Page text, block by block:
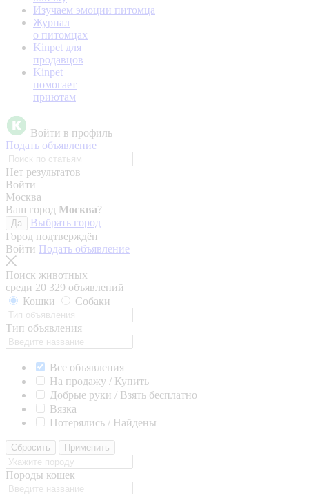
Изучаем эмоции питомца
Журнал
о питомцах
Kinpet для
продавцов
Kinpet
помогает
приютам
Войти в профиль
Подать объявление
Нет результатов
Войти
Москва
Ваш город Москва?
Да
Выбрать город
Город подтверждён
Войти Подать объявление
Поиск животных
среди 20 329 объявлений
Кошки
Собаки
Тип объявления
Все объявления
На продажу / Купить
Добрые руки / Взять бесплатно
Вязка
Потерялись / Найдены
Сбросить Применить
Породы кошек